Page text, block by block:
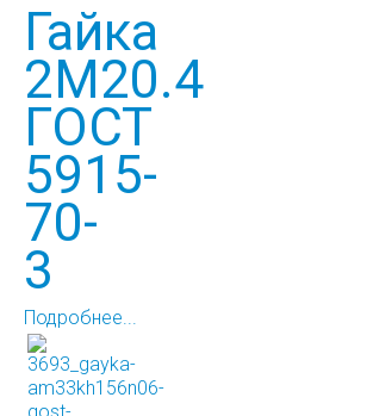
Гайка
2М20.4
ГОСТ
5915-
70-
3
Подробнее...